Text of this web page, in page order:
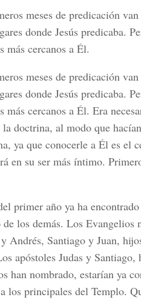
meses de predicación
donde Jesús predicaba.
más cercanos a Él.
meses de predicación
donde Jesús predicaba.
más cercanos a Él. Era
doctrina, al modo que
ya que conocerle a Él es el
en su ser más íntimo.
primer año ya ha
los demás. Los Evangelios
Andrés, Santiago y Juan,
apóstoles Judas y
han nombrado, estarían ya
los principales del Templo.